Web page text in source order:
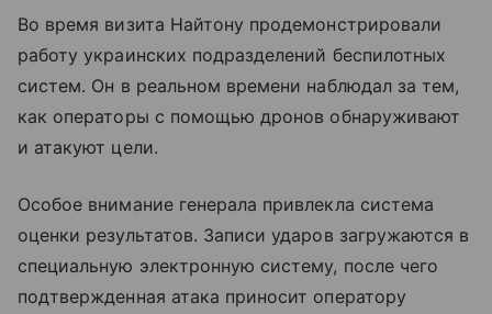
Во время визита Найтону продемонстрировали
работу украинских подразделений беспилотных
систем. Он в реальном времени наблюдал за тем,
как операторы с помощью дронов обнаруживают
и атакуют цели.
Особое внимание генерала привлекла система
оценки результатов. Записи ударов загружаются в
специальную электронную систему, после чего
подтвержденная атака приносит оператору